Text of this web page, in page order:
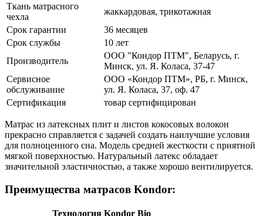
Ткань матрасного
чехла
жаккардовая, трикотажная
Срок гарантии
36 месяцев
Срок службы
10 лет
Производитель
ООО "Кондор ПТМ", Беларусь, г.
Минск, ул. Я. Коласа, 37-47
Сервисное
обслуживание
ООО «Кондор ПТМ», РБ, г. Минск,
ул. Я. Коласа, 37, оф. 47
Сертификация
товар сертифицирован
Матрас из латексных плит и листов кокосовых волокон
прекрасно справляется с задачей создать наилучшие условия
для полноценного сна. Модель средней жесткости с приятной
мягкой поверхностью. Натуральный латекс обладает
значительной эластичностью, а также хорошо вентилируется.
Преимущества матрасов Kondor:
Технология Kondor Bio